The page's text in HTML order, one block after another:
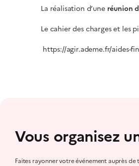
La réalisation d’une réunion
Le cahier des charges et les
https://agir.ademe.fr/aides-
Vous organisez
Faites rayonner votre événement auprès de